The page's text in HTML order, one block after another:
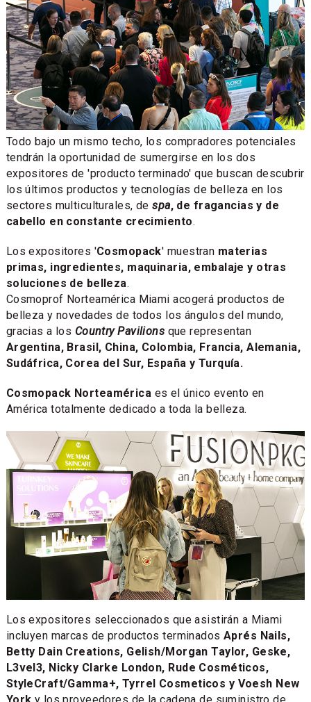
Todo bajo un mismo techo, los compradores potenciales
tendrán la oportunidad de sumergirse en los dos
expositores de 'producto terminado' que buscan descubrir
los últimos productos y tecnologías de belleza en los
sectores multiculturales, despa, de fragancias y de
cabello en constante crecimiento.
Los expositores 'Cosmopack' muestran materias
primas, ingredientes, maquinaria, embalaje y otras
soluciones de belleza.
Cosmoprof Norteamérica Miami acogerá productos de
belleza y novedades de todos los ángulos del mundo,
gracias a los Country Pavilions que representan
Argentina, Brasil, China, Colombia, Francia, Alemania,
Sudáfrica, Corea del Sur, España y Turquía.
Cosmopack Norteamérica es el único evento en
América totalmente dedicado a toda la belleza.
Los expositores seleccionados que asistirán a Miami
incluyen marcas de productos terminados Aprés Nails,
Betty Dain Creations, Gelish/Morgan Taylor, Geske,
L3vel3, Nicky Clarke London, Rude Cosméticos,
StyleCraft/Gamma+, Tyrrel Cosmeticos y Voesh New